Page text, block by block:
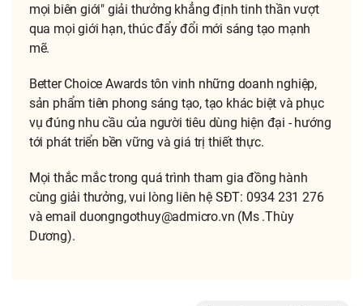
mọi biên giới" giải thưởng khẳng định tinh thần vượt
qua mọi giới hạn, thúc đẩy đổi mới sáng tạo mạnh
mẽ.
Better Choice Awards tôn vinh những doanh nghiệp,
sản phẩm tiên phong sáng tạo, tạo khác biệt và phục
vụ đúng nhu cầu của người tiêu dùng hiện đại - hướng
tới phát triển bền vững và giá trị thiết thực.
Mọi thắc mắc trong quá trình tham gia đồng hành
cùng giải thưởng, vui lòng liên hệ SĐT: 0934 231 276
và email duongngothuy@admicro.vn (Ms .Thùy
Dương).